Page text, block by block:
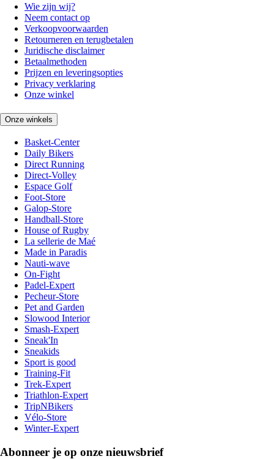
Wie zijn wij?
Neem contact op
Verkoopvoorwaarden
Retourneren en terugbetalen
Juridische disclaimer
Betaalmethoden
Prijzen en leveringsopties
Privacy verklaring
Onze winkel
Onze winkels
Basket-Center
Daily Bikers
Direct Running
Direct-Volley
Espace Golf
Foot-Store
Galop-Store
Handball-Store
House of Rugby
La sellerie de Maé
Made in Paradis
Nauti-wave
On-Fight
Padel-Expert
Pecheur-Store
Pet and Garden
Slowood Interior
Smash-Expert
Sneak'In
Sneakids
Sport is good
Training-Fit
Trek-Expert
Triathlon-Expert
TripNBikers
Vélo-Store
Winter-Expert
Abonneer je op onze nieuwsbrief